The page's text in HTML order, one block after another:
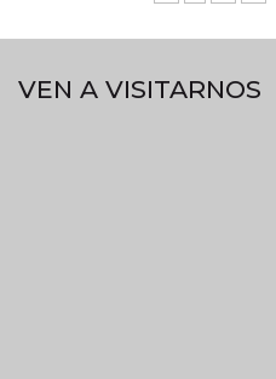
VEN A VISITARNOS